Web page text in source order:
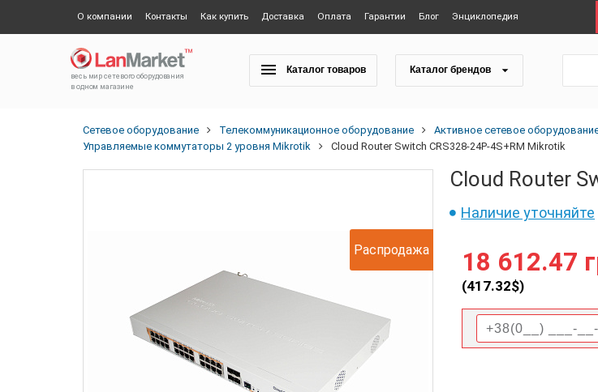
О компании Контакты Как купить Доставка Оплата Гарантии Блог Энциклопедия
весь мир сетевого оборудования
в одном магазине
Каталог товаров Каталог брендов
Сетевое оборудование Телекоммуникационное оборудование Активное сетевое
Управляемые коммутаторы 2 уровня Mikrotik
Cloud Router Switch CRS328-24P-4S+RM Mikrotik
Распродажа
Cloud Router
Наличие уточняйте
18 612.47
(417.32$)